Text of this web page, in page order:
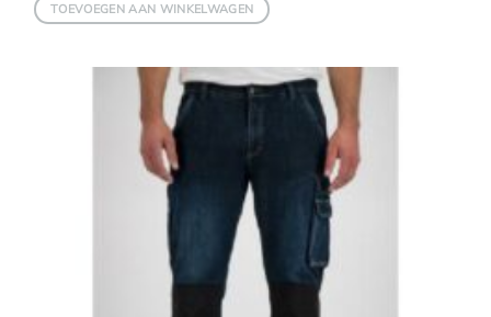
TOEVOEGEN AAN WINKELWAGEN